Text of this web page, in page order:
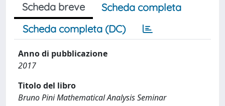
Scheda breve
Scheda completa
Scheda completa (DC)
Anno di pubblicazione
2017
Titolo del libro
Bruno Pini Mathematical Analysis Seminar